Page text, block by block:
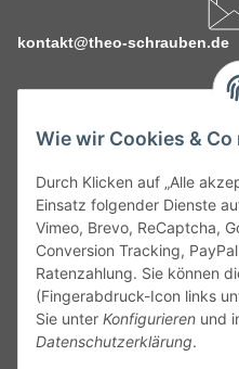
Wie wir Cookies & Co
Durch Klicken auf „Alle
Einsatz folgender Dienste
Vimeo, Brevo, ReCaptcha,
Conversion Tracking,
Ratenzahlung. Sie können
(Fingerabdruck-Icon links
Sie unter Konfigurieren und
Datenschutzerklärung.
kontakt@theo-schrauben.de
Service
Gesetzliche Informationen
Alle technischen Angaben
Angaben vorbehalten. Wenn